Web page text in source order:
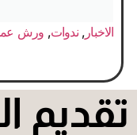
الاخبار ,ندوات, ورش